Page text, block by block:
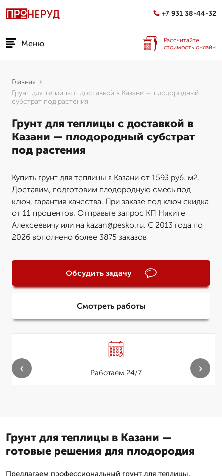
+7 931 38-44-32
Меню
Рассчитайте
стоимость онлайн
Главная
Грунт для теплицы с доставкой в Казани — плодородный
субстрат под растения
Грунт для теплицы с доставкой в
Казани — плодородный субстрат
под растения
Купить грунт для теплицы в Казани от 1593 руб. м2.
Доставим, подготовим плодородную смесь под
ключ, гарантия качества. При заказе под ключ скидка
от 11 процентов. Отправьте запрос КП Никите
Алексеевичу или на kazan@pesko.ru. С 2013 года по
2026 вополнено более 3875 заказов
Обсудить задачу
Смотреть работы
Работаем 24/7
‹ ›
Грунт для теплицы в Казани —
готовые решения для плодородия
Предлагаем профессиональный грунт для теплицы,